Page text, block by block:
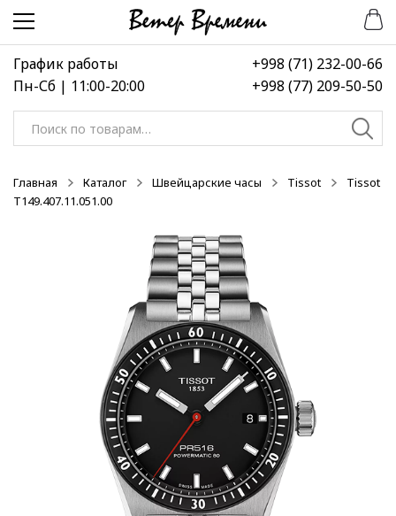
Перейти
навигации
Перейти
содержимому
График работы
Пн-Сб | 11:00-20:00
+998 (71) 232-00-66
+998 (77) 209-50-50
Искать:
Главная Каталог Швейцарские часы Tissot
Tissot
T149.407.11.051.00